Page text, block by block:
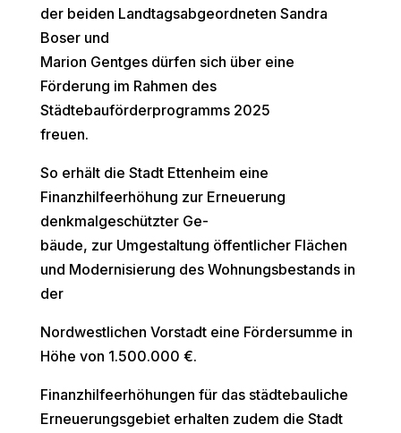
der beiden Landtagsabgeordneten Sandra
Boser und
Marion Gentges dürfen sich über eine
Förderung im Rahmen des
Städtebauförderprogramms 2025
freuen.
So erhält die Stadt Ettenheim eine
Finanzhilfeerhöhung zur Erneuerung
denkmalgeschützter Ge-
bäude, zur Umgestaltung öffentlicher Flächen
und Modernisierung des Wohnungsbestands in
der
Nordwestlichen Vorstadt eine Fördersumme in
Höhe von 1.500.000 €.
Finanzhilfeerhöhungen für das städtebauliche
Erneuerungsgebiet erhalten zudem die Stadt